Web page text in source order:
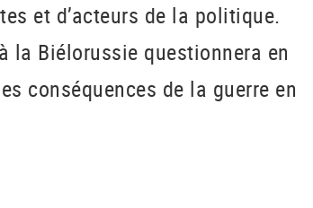
et d’acteurs de la politique.
la Biélorussie questionnera en
conséquences de la guerre en